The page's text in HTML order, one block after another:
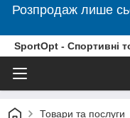
Розпродаж лише
SportOpt - Спортивні
Товари та послуги